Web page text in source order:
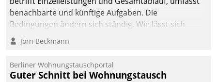
benachbarte und künftige Aufgaben. Die
Bedingungen ändern sich ständig. Wie lässt sich
technisch die Kontrolle wahren und zugleich Freiraum
fürs Wachsen öffnen?
Jörn Beckmann
Berliner Wohnungstauschportal
Guter Schnitt bei Wohnungstausch